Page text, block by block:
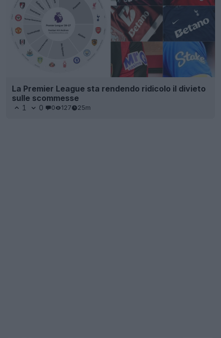
La Premier League sta rendendo ridicolo il divieto
sulle scommesse
1 0 0 127 25m